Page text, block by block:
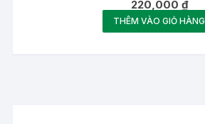
220,000 ₫
THÊM VÀO GIỎ HÀNG